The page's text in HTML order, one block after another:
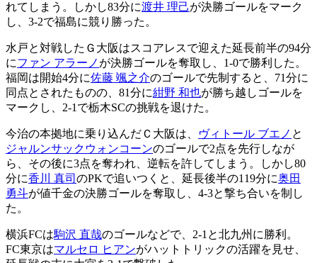
れてしまう。しかし83分に渡井 理己が決勝ゴールをマーク
し、3-2で福島に競り勝った。
水戸と対戦したＧ大阪はスコアレスで迎えた延長前半の94分
にファン アラーノ が決勝ゴールを奪取し、1-0で勝利した。
福岡は開始4分に佐藤 颯之介のゴールで先制すると、71分に
同点とされたものの、81分に紺野 和也が勝ち越しゴールを
マークし、2-1で栃木SCの挑戦を退けた。
今治の本拠地に乗り込んだＣ大阪は、 ヴィトール ブエノ と
ジャルンサックウォンコーンのゴールで2点を先行しなが
ら、その後に3点を奪われ、逆転を許してしまう。しかし80
分に香川 真司 のPKで追いつくと、延長後半の119分に奥田
勇斗が値千金の決勝ゴールを奪取し、4-3と撃ち合いを制し
た。
横浜FCは駒沢 直哉のゴールなどで、2-1と北九州に勝利。
FC東京はマルセロ ヒアンがハットトリックの活躍を見せ、